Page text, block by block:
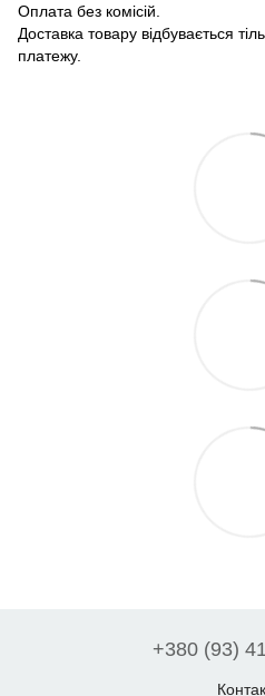
Оплата без комісій.
Доставка товару відбувається
платежу.
+380 (93)